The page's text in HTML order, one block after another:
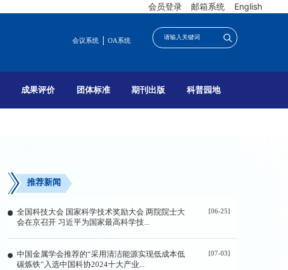
会员登录 邮箱系统 English
会议系统 OA系统
成果评价 团体标准 期刊出版 科普园地
推荐新闻
全国科技大会 国家科学技术奖励大会 两院院士大
会在京召开 习近平为国家最高科学技...
[06-25]
中国金属学会推荐的“采用清洁能源实现低成本低
碳炼铁”入选中国科协2024十大产业...
[07-03]